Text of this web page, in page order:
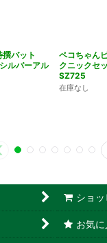
バット
ルバーアル
ペコちゃん
クニック
SZ725
在庫なし
ショ
お気に